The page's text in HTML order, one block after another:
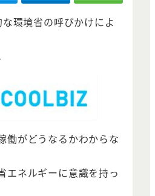
環境省の呼びかけによ
働がどうなるかわからな
エネルギーに意識を持っ